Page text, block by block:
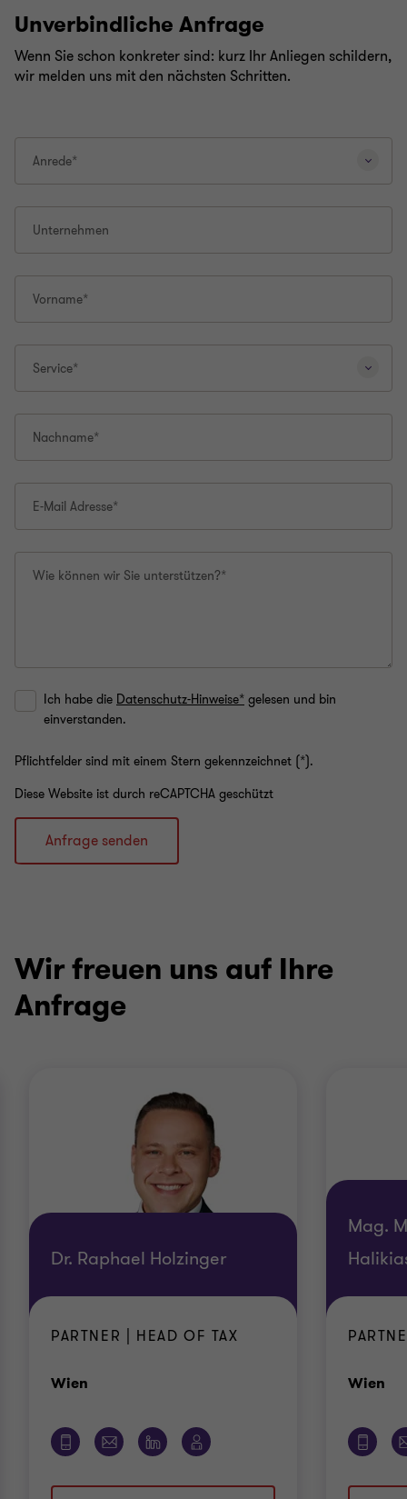
Unverbindliche Anfrage
Wenn Sie schon konkreter sind: kurz Ihr Anliegen schildern,
wir melden uns mit den nächsten Schritten.
Anrede*
Unternehmen
Vorname*
Service*
Nachname*
E-Mail Adresse*
Wie können wir Sie unterstützen?*
Ich habe die Datenschutz-Hinweise* gelesen und bin
einverstanden.
Pflichtfelder sind mit einem Stern gekennzeichnet (*).
Diese Website ist durch reCAPTCHA geschützt
Anfrage senden
Wir freuen uns auf Ihre
Anfrage
Dr. Raphael Holzinger
PARTNER | HEAD OF TAX
Wien
Mag.
Wien